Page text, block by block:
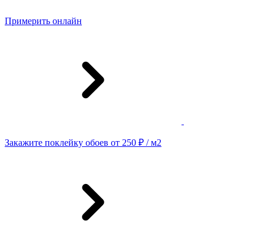
Примерить онлайн
Закажите поклейку обоев от 250 ₽ / м2